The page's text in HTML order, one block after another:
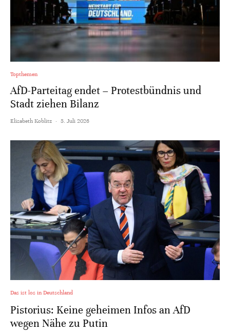
Topthemen
AfD-Parteitag endet – Protestbündnis und
Stadt ziehen Bilanz
Elisabeth Koblitz · 5. Juli 2026
Das ist los in Deutschland
Pistorius: Keine geheimen Infos an AfD
wegen Nähe zu Putin